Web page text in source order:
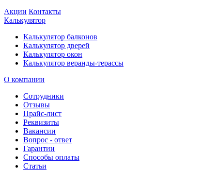
Акции Контакты
Калькулятор
Калькулятор балконов
Калькулятор дверей
Калькулятор окон
Калькулятор веранды-терассы
О компании
Сотрудники
Отзывы
Прайс-лист
Реквизиты
Вакансии
Вопрос - ответ
Гарантии
Способы оплаты
Статьи